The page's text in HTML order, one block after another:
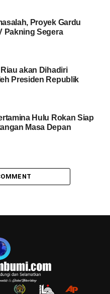
Proyek Gardu
Pakning Segera
Riau akan Dihadiri
Presiden Republik
Hulu Rokan Siap
Masa Depan